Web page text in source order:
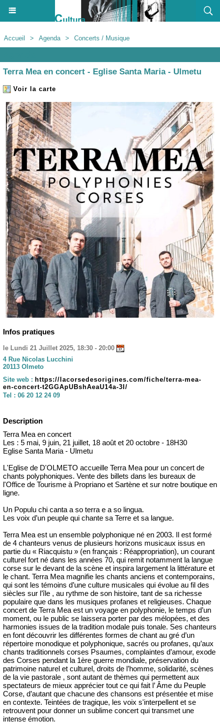
Accueil > Agenda > Concerts / Musique
Terra Mea en concert - Eglise Santa Maria - Ulmetu
Voir la carte
Infos pratiques
le Lundi 21 Juillet 2025, 18:30 - 20:00
4 Rue Nicolas Lucchini
20113 Olmeto
Site web : https://lacorsedesorigines.com/fiche/terra-mea-
en-concert-t2GGApUBshAeaU14a-3I/
Tel : 06 20 12 24 09
Description
Terra Mea en concert
Les : 5 mai, 9 juin, 21 juillet, 18 août et 20 octobre - 18H30
Eglise Santa Maria - Ulmetu
L'Eglise de D'OLMETO accueille Terra Mea pour un concert de
chants polyphoniques. Vente des billets dans les bureaux de
l'Office de Tourisme à Propriano et Sartène et sur notre boutique en
ligne.
Un Populu chi canta a so terra e a so lingua.
Les voix d’un peuple qui chante sa Terre et sa langue.
Terra Mea est un ensemble polyphonique né en 2003. Il est formé
de 4 chanteurs venus de plusieurs horizons musicaux issus en
partie du « Riacquistu » (en français : Réappropriation), un courant
culturel fort né dans les années 70, qui remit notamment la langue
corse sur le devant de la scène et inspira largement la littérature et
le chant. Terra Mea magnifie les chants anciens et contemporains,
qui sont les témoins d’une culture musicales qui évolue au fil des
siècles sur l’île , au rythme de son histoire, tant de sa richesse
populaire que dans les musiques profanes et religieuses. Chaque
concert de Terra Mea est un voyage en polyphonie, le temps d’un
moment, ou le public se laissera porter par des mélopées, et des
harmonies issues de la tradition modale puis tonale. Ses chanteurs
en font découvrir les différentes formes de chant au gré d’un
répertoire monodique et polyphonique, sacrés ou profanes, qu’aux
chants traditionnels corses Psaumes, complaintes d’amour, exode
des Corses pendant la 1ère guerre mondiale, préservation du
patrimoine naturel et culturel, droits de l’homme, solidarité, scènes
de la vie pastorale , sont autant de thèmes qui permettent aux
spectateurs de mieux apprécier tout ce qui fait l’ Âme du Peuple
Corse, d’autant que chacune des chansons est présentée et mise
en contexte. Teintées de tragique, les voix s'interpellent et se
retrouvent pour donner un sublime concert qui transmet une
intense émotion.